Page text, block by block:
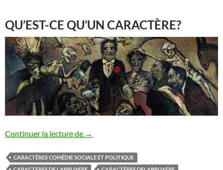
QU’EST-CE QU’UN CARACTÈRE?
Continuer la lecture de caractères la bruyère analyse
→
CARACTÈRES COMÉDIE SOCIALE ET POLITIQUE